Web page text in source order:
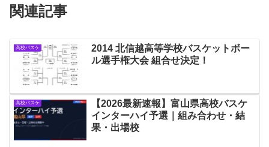
関連記事
高校バスケ
2014 北信越高等学校バスケットボー
ル選手権大会 組合せ決定！
高校バスケ
【2026最新速報】富山県高校バスケ
インターハイ予選｜組み合わせ・結
果・出場校